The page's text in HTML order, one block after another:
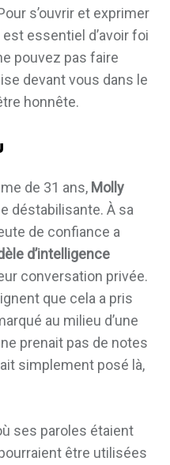
s’ouvrir et exprimer
essentiel d’avoir foi
pouvez pas faire
devant vous dans le
honnête.
de 31 ans, Molly
déstabilisante. À sa
de confiance a
d’intelligence
conversation privée.
que cela a pris
au milieu d’une
prenait pas de notes
simplement posé là,
ses paroles étaient
être utilisées